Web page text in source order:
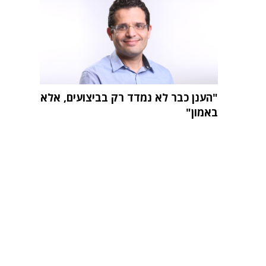
"הענן כבר לא נמדד רק בביצועים, אלא
באמון"